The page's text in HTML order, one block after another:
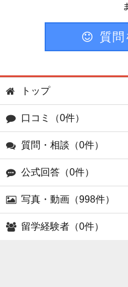
質問
トップ
口コミ（0件）
質問・相談（0件）
公式回答（0件）
写真・動画（998件）
留学経験者（0件）